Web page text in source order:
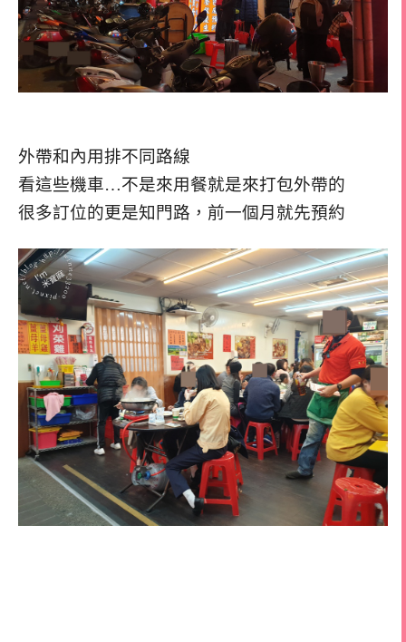
外帶和內用排不同路線
看這些機車…不是來用餐就是來打包外帶的
很多訂位的更是知門路，前一個月就先預約